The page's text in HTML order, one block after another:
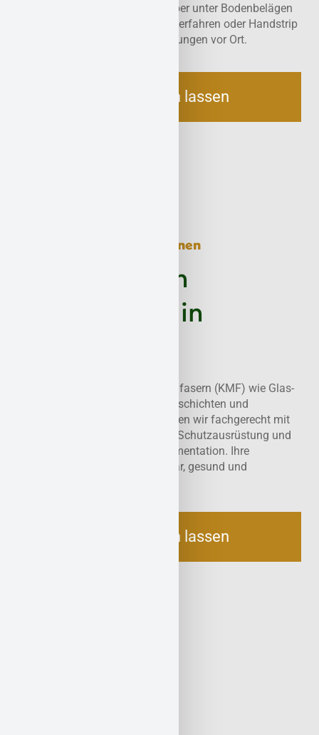
Wir entfernen asbesthaltige Kleber unter Bodenbelägen
effizient und staubarm. Mit BT-Verfahren oder Handstrip
– abgestimmt auf Ihre Anforderungen vor Ort.
Jetzt beraten lassen
Dämmstoffe sicher entfernen
Sanierung von
Mineralwolle in
Wir entfernen künstliche Mineralfasern (KMF) wie Glas-
und Steinwolle aus alten Dämmschichten und
Isolierungen. In Vallendar sanieren wir fachgerecht mit
Unterdrucktechnik, persönlicher Schutzausrüstung und
vollständiger Entsorgungsdokumentation. Ihre
Immobilie wird so wieder nutzbar, gesund und
Jetzt beraten lassen